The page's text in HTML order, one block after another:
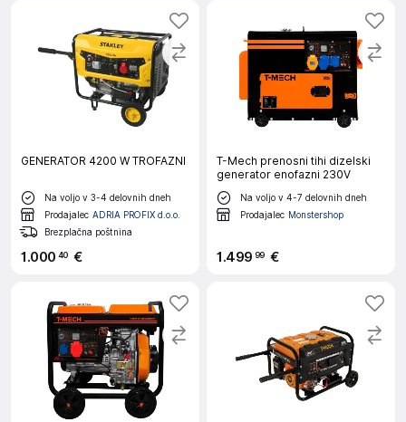
GENERATOR 4200 W TROFAZNI
Na voljo v 3-4 delovnih dneh
Prodajalec ADRIA PROFIX d.o.o.
Brezplačna poštnina
1.000 40 €
T-Mech prenosni tihi dizelski
generator enofazni 230V
Na voljo v 4-7 delovnih dneh
Prodajalec Monstershop
1.499 99 €